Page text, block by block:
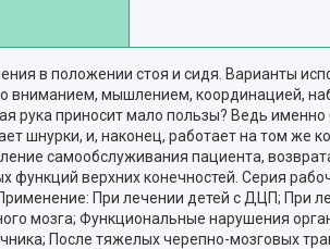
в положении стоя и сидя. Варианты
вниманием, мышлением, координацией,
рука приносит мало пользы? Ведь
шнурки, и, наконец, работает на том же
самообслуживания пациента,
функций верхних конечностей. Серия
При лечении детей с ДЦП; При
мозга; Функциональные нарушения
После тяжелых черепно-мозговых